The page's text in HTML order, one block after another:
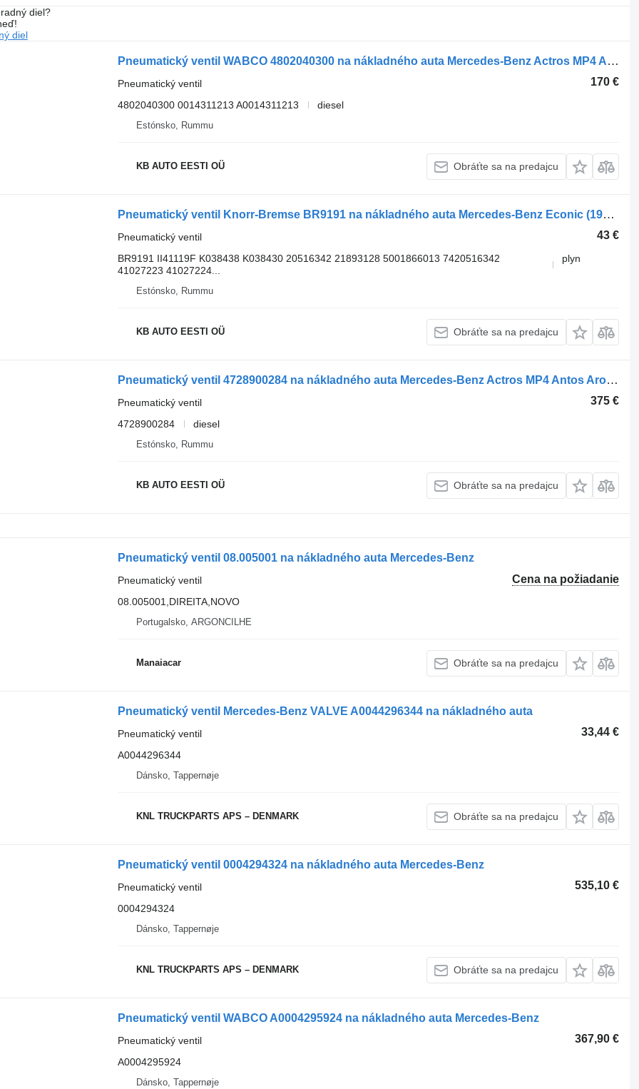
diel?
diel
Pneumatický ventil WABCO 4802040300 na nákladného auta Mercedes-Benz Actros MP4 Antos Arocs (2012-)
170 €
Pneumatický ventil
4802040300 0014311213 A0014311213
diesel
Estónsko, Rummu
KB AUTO EESTI OÜ Obráťte sa na predajcu
Pneumatický ventil Knorr-Bremse BR9191 na nákladného auta Mercedes-Benz Econic (1998-2014)
43 €
Pneumatický ventil
BR9191 II41119F K038438 K038430 20516342 21893128 5001866013 7420516342
41027223 41027224...
plyn
Estónsko, Rummu
KB AUTO EESTI OÜ Obráťte sa na predajcu
Pneumatický ventil 4728900284 na nákladného auta Mercedes-Benz Actros MP4 Antos Arocs (2012-)
375 €
Pneumatický ventil
4728900284
diesel
Estónsko, Rummu
KB AUTO EESTI OÜ Obráťte sa na predajcu
Pneumatický ventil 08.005001 na nákladného auta Mercedes-Benz
Cena na požiadanie
Pneumatický ventil
08.005001,DIREITA,NOVO
Portugalsko, ARGONCILHE
Manaiacar Obráťte sa na predajcu
Pneumatický ventil Mercedes-Benz VALVE A0044296344 na nákladného auta
33,44 €
Pneumatický ventil
A0044296344
Dánsko, Tappernøje
KNL TRUCKPARTS APS – DENMARK Obráťte sa na predajcu
Pneumatický ventil 0004294324 na nákladného auta Mercedes-Benz
535,10 €
Pneumatický ventil
0004294324
Dánsko, Tappernøje
KNL TRUCKPARTS APS – DENMARK Obráťte sa na predajcu
Pneumatický ventil WABCO A0004295924 na nákladného auta Mercedes-Benz
367,90 €
Pneumatický ventil
A0004295924
Dánsko, Tappernøje